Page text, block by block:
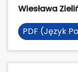
Wiesława
PDF (Język